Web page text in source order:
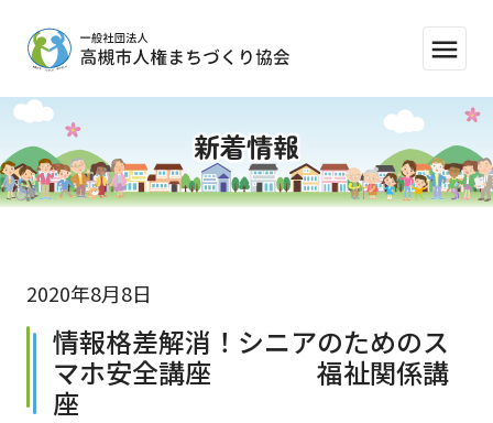
menu
新着情報
2020年8月8日
情報格差解消！シニアのためのス
マホ安全講座 福祉関係講
座